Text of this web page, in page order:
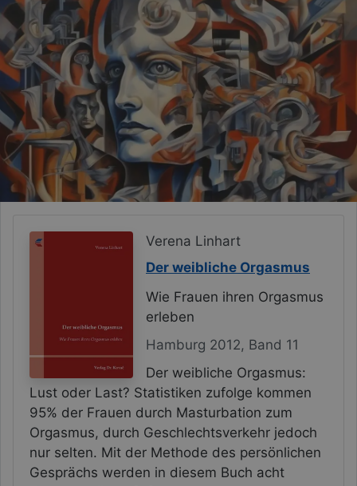
Verena Linhart
Der weibliche Orgasmus
Wie Frauen ihren Orgasmus
erleben
Hamburg 2012, Band 11
Der weibliche Orgasmus:
Lust oder Last? Statistiken zufolge kommen
95% der Frauen durch Masturbation zum
Orgasmus, durch Geschlechtsverkehr jedoch
nur selten. Mit der Methode des persönlichen
Gesprächs werden in diesem Buch acht